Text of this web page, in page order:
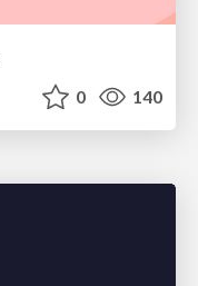
0 140